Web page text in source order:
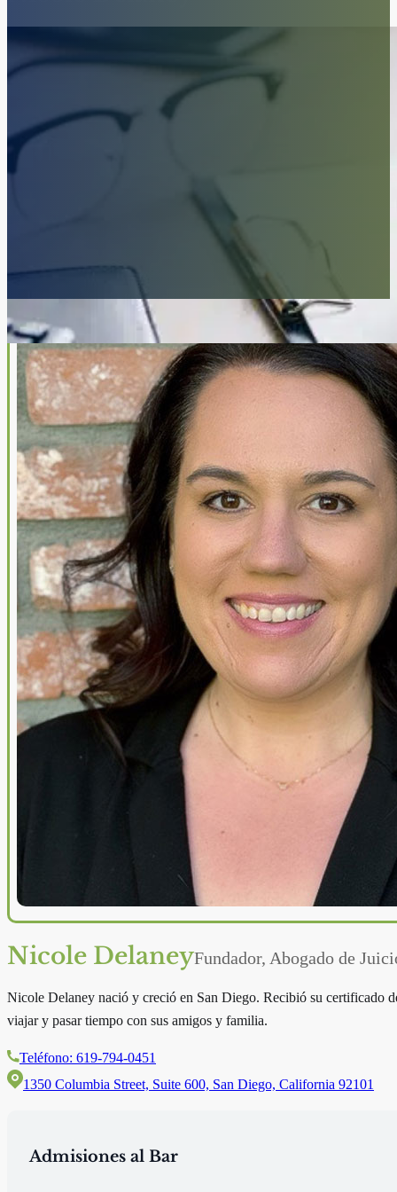
Nicole DelaneyFundador, Abogado de
Nicole Delaney nació y creció en San Diego. Recibió su certificado
viajar y pasar tiempo con sus amigos y familia.
Teléfono: 619-794-0451
1350 Columbia Street, Suite 600, San Diego, California 92101
Admisiones al Bar